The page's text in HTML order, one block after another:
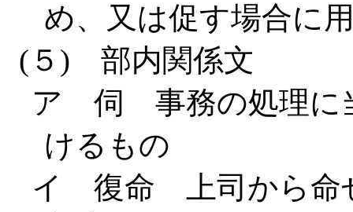
め、又は促す場合に
(５) 部内関係文
ア 伺 事務の処理に
けるもの
イ 復命 上司から命